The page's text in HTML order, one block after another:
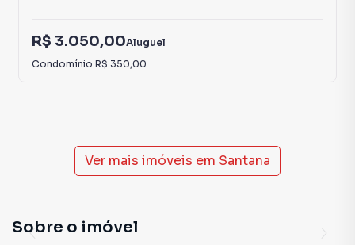
R$ 3.050,00Aluguel
Condomínio R$ 350,00
Ver mais imóveis em Santana
Sobre o imóvel